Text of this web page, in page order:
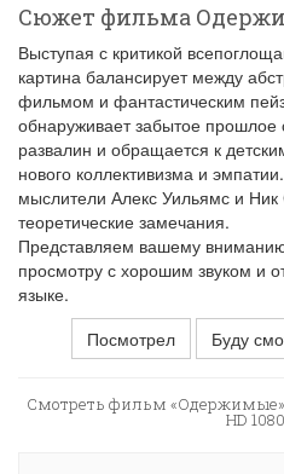
Сюжет фильма
Выступая с критикой
картина балансирует между
фильмом и фантастическим
обнаруживает забытое прошлое
развалин и обращается к
нового коллективизма и
мыслители Алекс Уильямс и
теоретические замечания.
Представляем вашему
просмотру с хорошим звуком и
языке.
Посмотрел
Буду
Смотреть фильм
HD